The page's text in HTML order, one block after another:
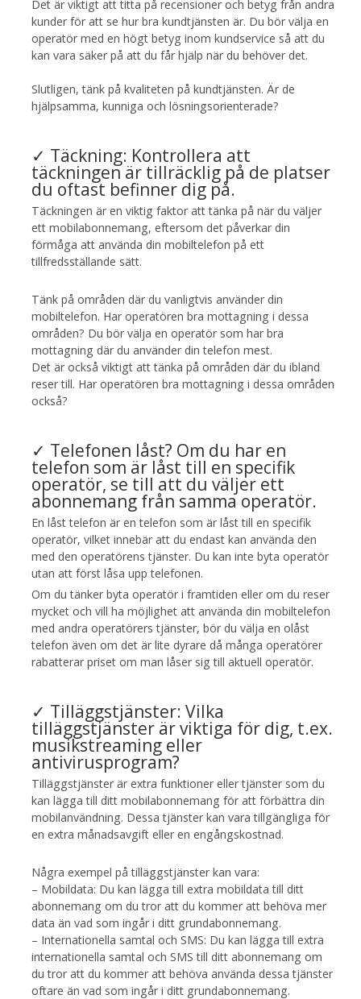
Det är viktigt att titta på recensioner och betyg från andra
kunder för att se hur bra kundtjänsten är. Du bör välja en
operatör med en högt betyg inom kundservice så att du
kan vara säker på att du får hjälp när du behöver det.
Slutligen, tänk på kvaliteten på kundtjänsten. Är de
hjälpsamma, kunniga och lösningsorienterade?
✓ Täckning: Kontrollera att
täckningen är tillräcklig på de platser
du oftast befinner dig på.
Täckningen är en viktig faktor att tänka på när du väljer
ett mobilabonnemang, eftersom det påverkar din
förmåga att använda din mobiltelefon på ett
tillfredsställande sätt.
Tänk på områden där du vanligtvis använder din
mobiltelefon. Har operatören bra mottagning i dessa
områden? Du bör välja en operatör som har bra
mottagning där du använder din telefon mest.
Det är också viktigt att tänka på områden där du ibland
reser till. Har operatören bra mottagning i dessa områden
också?
✓ Telefonen låst? Om du har en
telefon som är låst till en specifik
operatör, se till att du väljer ett
abonnemang från samma operatör.
En låst telefon är en telefon som är låst till en specifik
operatör, vilket innebär att du endast kan använda den
med den operatörens tjänster. Du kan inte byta operatör
utan att först låsa upp telefonen.
Om du tänker byta operatör i framtiden eller om du reser
mycket och vill ha möjlighet att använda din mobiltelefon
med andra operatörers tjänster, bör du välja en olåst
telefon även om det är lite dyrare då många operatörer
rabatterar priset om man låser sig till aktuell operatör.
✓ Tilläggstjänster: Vilka
tilläggstjänster är viktiga för dig, t.ex.
musikstreaming eller
antivirusprogram?
Tilläggstjänster är extra funktioner eller tjänster som du
kan lägga till ditt mobilabonnemang för att förbättra din
mobilanvändning. Dessa tjänster kan vara tillgängliga för
en extra månadsavgift eller en engångskostnad.
Några exempel på tilläggstjänster kan vara:
– Mobildata: Du kan lägga till extra mobildata till ditt
abonnemang om du tror att du kommer att behöva mer
data än vad som ingår i ditt grundabonnemang.
– Internationella samtal och SMS: Du kan lägga till extra
internationella samtal och SMS till ditt abonnemang om
du tror att du kommer att behöva använda dessa tjänster
oftare än vad som ingår i ditt grundabonnemang.